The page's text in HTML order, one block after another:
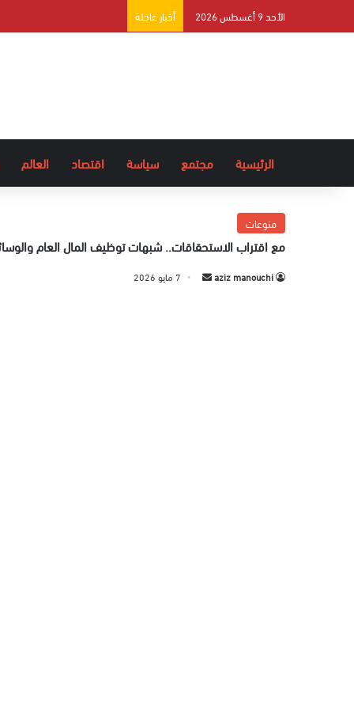
الأحد 9 أغسطس 2026 أخبار عاجلة
الرئيسية مجتمع سياسة اقتصاد العالم
منوعات
مع اقتراب الاستحقاقات.. شبهات توظيف المال العام
aziz manouchi 7 مايو 2026